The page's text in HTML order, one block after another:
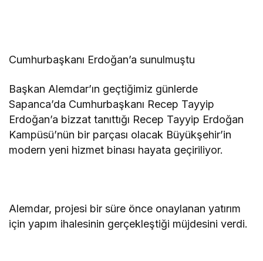
Cumhurbaşkanı Erdoğan’a sunulmuştu
Başkan Alemdar’ın geçtiğimiz günlerde
Sapanca’da Cumhurbaşkanı Recep Tayyip
Erdoğan’a bizzat tanıttığı Recep Tayyip Erdoğan
Kampüsü’nün bir parçası olacak Büyükşehir’in
modern yeni hizmet binası hayata geçiriliyor.
Alemdar, projesi bir süre önce onaylanan yatırım
için yapım ihalesinin gerçekleştiği müjdesini verdi.